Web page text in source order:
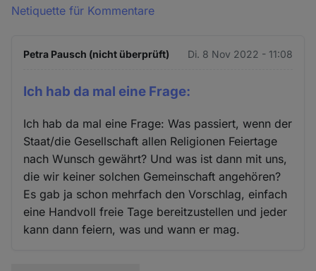
Netiquette für Kommentare
Petra Pausch (nicht überprüft) Di. 8 Nov 2022 - 11:08
Ich hab da mal eine Frage:
Ich hab da mal eine Frage: Was passiert, wenn der
Staat/die Gesellschaft allen Religionen Feiertage
nach Wunsch gewährt? Und was ist dann mit uns,
die wir keiner solchen Gemeinschaft angehören?
Es gab ja schon mehrfach den Vorschlag, einfach
eine Handvoll freie Tage bereitzustellen und jeder
kann dann feiern, was und wann er mag.